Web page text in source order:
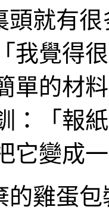
頭就有
我覺得
單的材
：「報
它變成
的雞蛋